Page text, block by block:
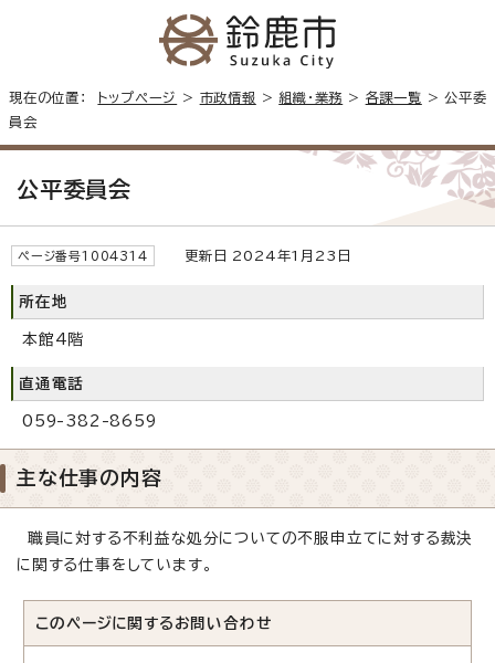
現在の位置： トップページ > 市政情報 >組織・業務 > 各課一覧 > 公平委
員会
公平委員会
ページ番号1004314 更新日 2024年1月23日
所在地
本館4階
直通電話
059-382-8659
主な仕事の内容
職員に対する不利益な処分についての不服申立てに対する裁決
に関する仕事をしています。
このページに関する お問い合わせ